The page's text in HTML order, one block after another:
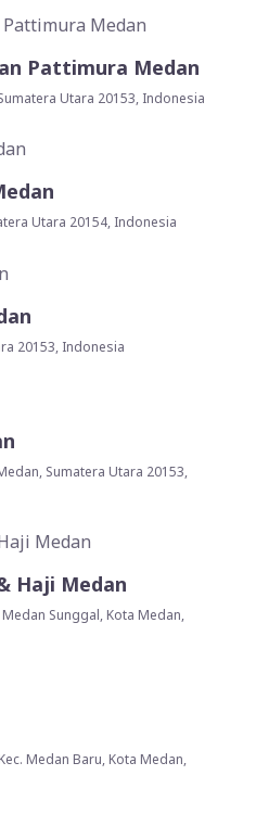
Pattimura Medan
Utara 20153, Indonesia
Utara 20154, Indonesia
20153, Indonesia
Sumatera Utara 20153,
Haji Medan
Medan Sunggal, Kota Medan,
Medan Baru, Kota Medan,